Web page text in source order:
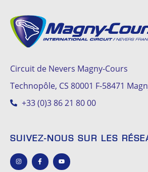
Circuit de Nevers Magny-Cours
Technopôle, CS 80001 F-58471
+33 (0)3 86 21 80 00
SUIVEZ-NOUS SUR LES